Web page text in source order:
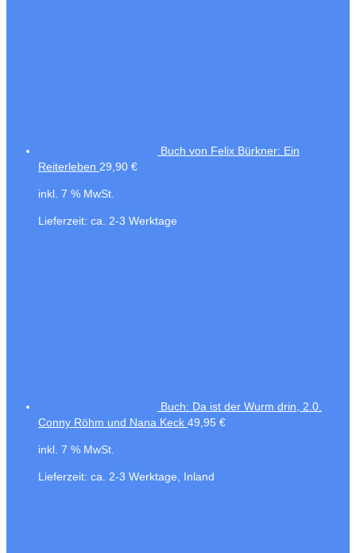
Buch von Felix Bürkner: Ein
Reiterleben 29,90 €
inkl. 7 % MwSt.
Lieferzeit: ca. 2-3 Werktage
Buch: Da ist der Wurm drin, 2.0.
Conny Röhm und Nana Keck 49,95 €
inkl. 7 % MwSt.
Lieferzeit: ca. 2-3 Werktage, Inland